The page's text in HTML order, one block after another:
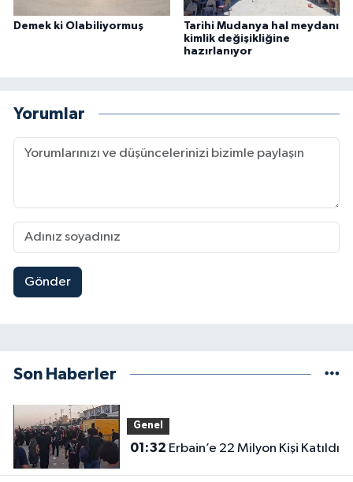
Demek ki Olabiliyormuş
Tarihi Mudanya hal meydanı
kimlik değişikliğine
hazırlanıyor
Yorumlar
Gönder
Son Haberler
Genel
01:32 Erbain’e 22 Milyon Kişi Katıldı